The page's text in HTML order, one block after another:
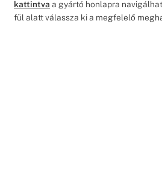
kattintva a gyártó honlapra
fül alatt válassza ki a megfelelő